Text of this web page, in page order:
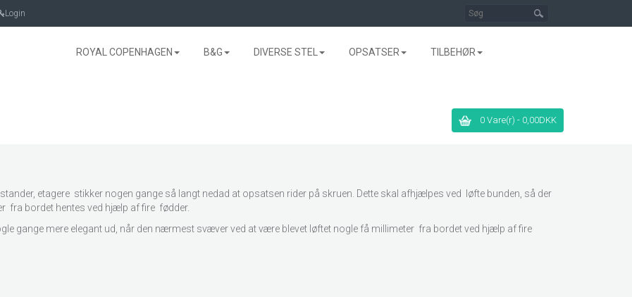
Login
ROYAL COPENHAGEN B&G DIVERSE STEL OPSATSER TILBEHØR
0 Vare(r) - 0,00DKK
etagere stikker nogen gange så langt nedad at opsatsen rider på skruen. Dette skal afhjælpes ved løfte bunden, så der
fra bordet hentes ved hjælp af fire fødder.
gange mere elegant ud, når den nærmest svæver ved at være blevet løftet nogle få millimeter fra bordet ved hjælp af fire